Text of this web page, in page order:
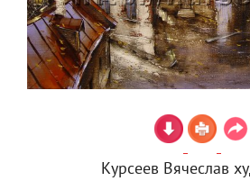
Курсеев Вячеслав